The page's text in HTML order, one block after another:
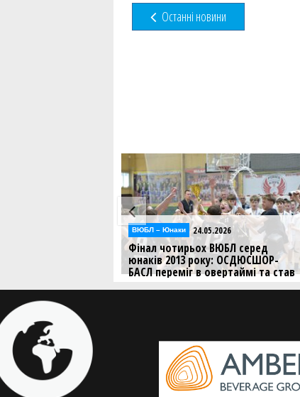
Останні новини
Фінал чотирьох ВЮБЛ серед
юнаків 2013 року: ОСДЮСШОР-
БАСЛ переміг в овертаймі та став
Господарі майданчику завоювали
титул
Відео 24.05.2026
Фінал чотирьох ВЮБЛ
юнаків 2013 року:
відеотрансляція